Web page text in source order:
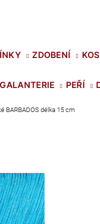
ZDOBENÍ
GALANTERIE PEŘÍ
BARBADOS délka 15 cm
Co potřebujete
XIRIUS NH SS-